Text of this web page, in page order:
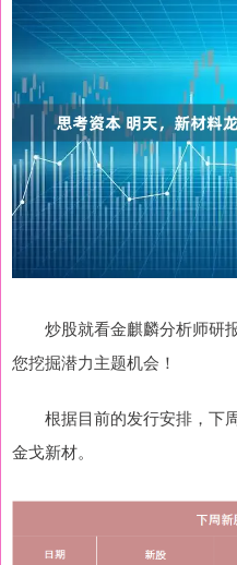
炒股就看金麒麟分析师研
您挖掘潜力主题机会！
根据目前的发行安排，下
金戈新材。